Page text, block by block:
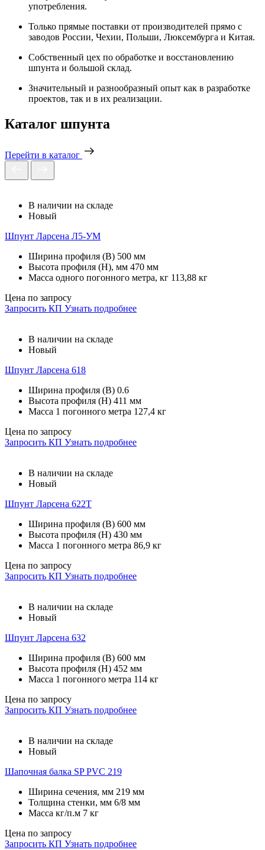
употребления.
Только прямые поставки от производителей прямо с
заводов России, Чехии, Польши, Люксембурга и Китая.
Собственный цех по обработке и восстановлению
шпунта и большой склад.
Значительный и разнообразный опыт как в разработке
проектов, так и в их реализации.
Каталог шпунта
Перейти в каталог
В наличии на складе
Новый
Шпунт Ларсена Л5-УМ
Ширина профиля (B) 500 мм
Высота профиля (H), мм 470 мм
Масса одного погонного метра, кг 113,88 кг
Цена по запросу
Запросить КП Узнать подробнее
В наличии на складе
Новый
Шпунт Ларсена 618
Ширина профиля (В) 0.6
Высота профиля (Н) 411 мм
Масса 1 погонного метра 127,4 кг
Цена по запросу
Запросить КП Узнать подробнее
В наличии на складе
Новый
Шпунт Ларсена 622Т
Ширина профиля (В) 600 мм
Высота профиля (Н) 430 мм
Масса 1 погонного метра 86,9 кг
Цена по запросу
Запросить КП Узнать подробнее
В наличии на складе
Новый
Шпунт Ларсена 632
Ширина профиля (В) 600 мм
Высота профиля (Н) 452 мм
Масса 1 погонного метра 114 кг
Цена по запросу
Запросить КП Узнать подробнее
В наличии на складе
Новый
Шапочная балка SP PVC 219
Ширина сечения, мм 219 мм
Толщина стенки, мм 6/8 мм
Масса кг/п.м 7 кг
Цена по запросу
Запросить КП Узнать подробнее